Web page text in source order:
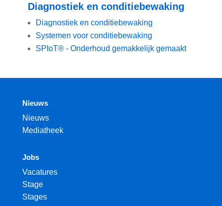
Diagnostiek en conditiebewaking
Diagnostiek en conditiebewaking
Systemen voor conditiebewaking
SPIoT® - Onderhoud gemakkelijk gemaakt
Nieuws
Nieuws
Mediatheek
Jobs
Vacatures
Stage
Stages